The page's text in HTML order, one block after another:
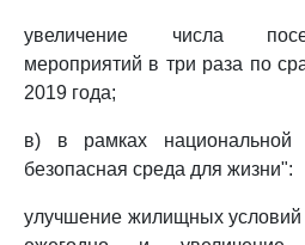
увеличение числа
мероприятий в три раза по
2019 года;
в) в рамках
безопасная среда для жизни":
улучшение жилищных